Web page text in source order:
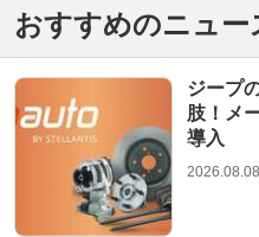
おすすめのニュー
ジープ
肢！メ
導入
2026.08.08